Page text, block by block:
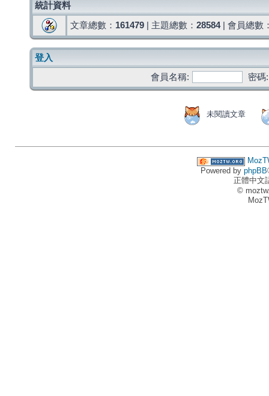
統計資料
文章總數： 161479 | 主題總數： 28584| 會員總數
登入
會員名稱:
密碼:
未閱讀文章
Powered by phpBB
正體中文
©